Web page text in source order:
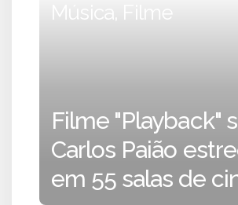
Música, Filme
Filme "Playback"
Carlos Paião
em 55 salas de